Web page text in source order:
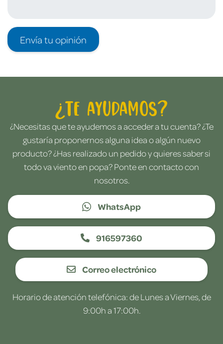
Envía tu opinión
¿Te ayudamos?
¿Necesitas que te ayudemos a acceder a tu cuenta? ¿Te
gustaría proponernos alguna idea o algún nuevo
producto? ¿Has realizado un pedido y quieres saber si
todo va viento en popa? Ponte en contacto con
nosotros.
WhatsApp
916597360
Correo electrónico
Horario de atención telefónica: de Lunes a Viernes, de
9:00h a 17:00h.